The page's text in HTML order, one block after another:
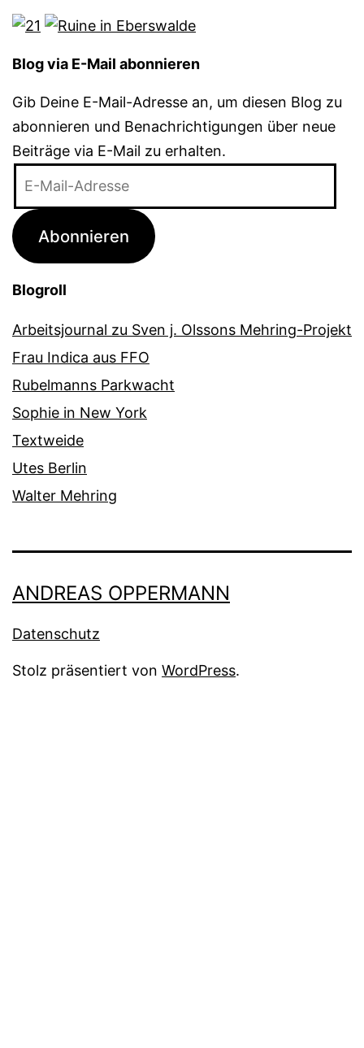
Blog via E-Mail abonnieren
Gib Deine E-Mail-Adresse an, um diesen Blog zu
abonnieren und Benachrichtigungen über neue
Beiträge via E-Mail zu erhalten.
Adresse
Abonnieren
Blogroll
Arbeitsjournal zu Sven j. Olssons Mehring-Projekt
Frau Indica aus FFO
Rubelmanns Parkwacht
Sophie in New York
Textweide
Utes Berlin
Walter Mehring
ANDREAS OPPERMANN
Datenschutz
Stolz präsentiert von WordPress.